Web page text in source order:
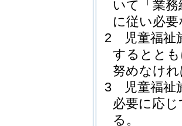
いて「業
に従い必
2
児童福
するとと
努めなけ
3
児童福
必要に応
る。